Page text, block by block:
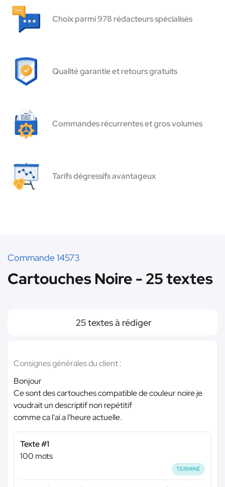
Choix parmi 978 rédacteurs spécialisés
Qualité garantie et retours gratuits
Commandes récurrentes et gros volumes
Tarifs dégressifs avantageux
Commande 14573
Cartouches Noire - 25 textes
25 textes à rédiger
Consignes générales du client :
Bonjour
Ce sont des cartouches compatible de couleur noire je
voudrait un descriptif non repétitif
comme ca l'ai a l'heure actuelle.
Texte #1
100 mots
TERMINÉ